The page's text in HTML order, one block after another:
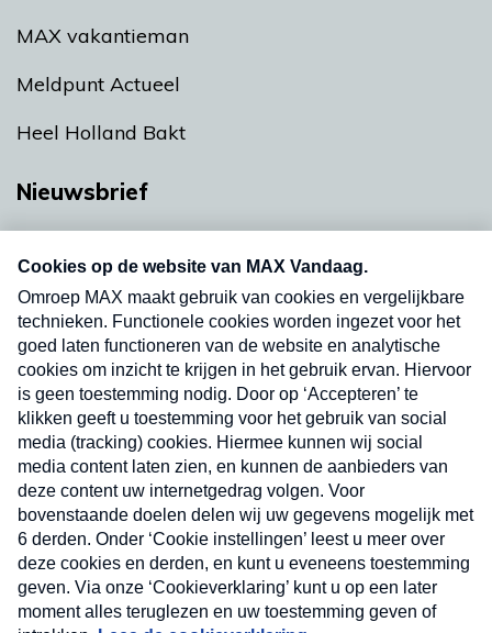
MAX vakantieman
Meldpunt Actueel
Heel Holland Bakt
Nieuwsbrief
nieuwsbrief. Elke vrijdag- en dinsdagochtend in
uw mailbox.
Verzend
Nieuwsbrief
Neem hier een gratis abonnement op onze